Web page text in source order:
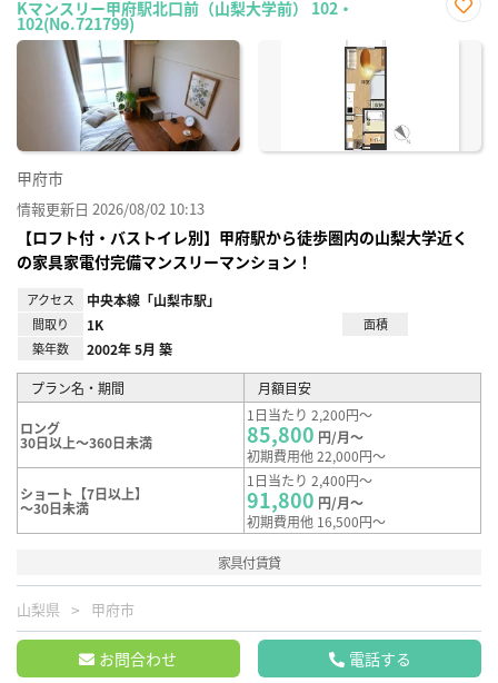
Kマンスリー甲府駅北口前（山梨大学前） 102・
102(No.721799)
に入
甲府市
情報更新日 2026/08/02 10:13
【ロフト付・バストイレ別】甲府駅から徒歩圏内の山梨大学近く
の家具家電付完備マンスリーマンション！
アクセス 中央本線「山梨市駅」
間取り 1K
面積
築年数
2002年 5月 築
プラン名・期間 月額目安
ロング
30日以上～360日未満
1日当たり 2,200円～
85,800 円/月～
初期費用他 22,000円～
ショート【7日以上】
～30日未満
1日当たり 2,400円～
91,800 円/月～
初期費用他 16,500円～
家具付賃貸
山梨県 甲府市
お問合わせ 電話する